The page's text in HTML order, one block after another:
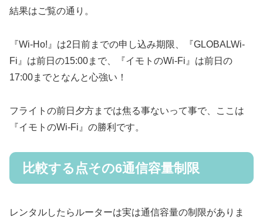
結果はご覧の通り。
『Wi-Ho!』は2日前までの申し込み期限、『GLOBALWi-
Fi』は前日の15:00まで、『イモトのWi-Fi』は前日の
17:00までとなんと心強い！
フライトの前日夕方までは焦る事ないって事で、ここは
『イモトのWi-Fi』の勝利です。
比較する点その6通信容量制限
レンタルしたらルーターは実は通信容量の制限がありま